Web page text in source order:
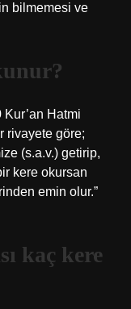
bilmemesi ve
​​Kur’an Hatmi
rivayete göre;
(s.a.v.) getirip,
kere okursan
emin olur.”
kaç kere